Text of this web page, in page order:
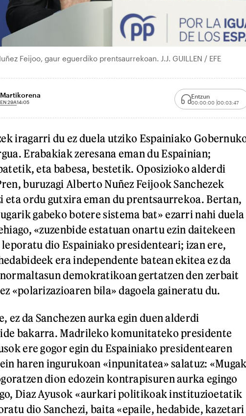
Feijoo, gaur eguerdiko prentsaurrekoan. J.J. GUILLEN / EFE
29A14:05
Entzun
00:00:00 00:03:47
iragarri du ez duela utziko Espainiako
Erabakiak zeresana eman du Espainian;
eta babesa, bestetik. Oposizioko alderdi
buruzagi Alberto Nuñez Feijook Sanchezek
eta ordu gutxira eman du prentsaurrekoa. Bertan,
gabeko botere sistema bat» ezarri nahi duela
«zuzenbide estatuan onartu ezin daitekeen
dio Espainiako presidenteari; izan ere,
era independente batean ekitea ez da
demokratikoan gertatzen den zerbait
«polarizazioaren bila» dagoela gaineratu du.
ez da Sanchezen aurka egin duen alderdi
bakarra. Madrileko komunitateko presidente
ere gogor egin du Espainiako presidentearen
haren ingurukoan «inpunitatea» salatuz:
dion edozein kontrapisuren aurka egingo
Diaz Ayusok «aurkari politikoak instituzioetatik
dio Sanchezi, baita «epaile, hedabide, kazetari